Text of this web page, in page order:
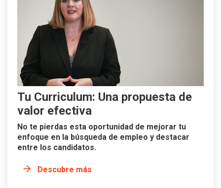
Tu Curriculum: Una propuesta de
valor efectiva
No te pierdas esta oportunidad de mejorar tu
enfoque en la búsqueda de empleo y destacar
entre los candidatos.
Descubre más